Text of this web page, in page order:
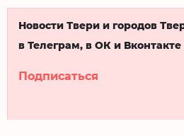
Новости Твери и городов
в Телеграм, в ОК и Вконтакте
Подписаться